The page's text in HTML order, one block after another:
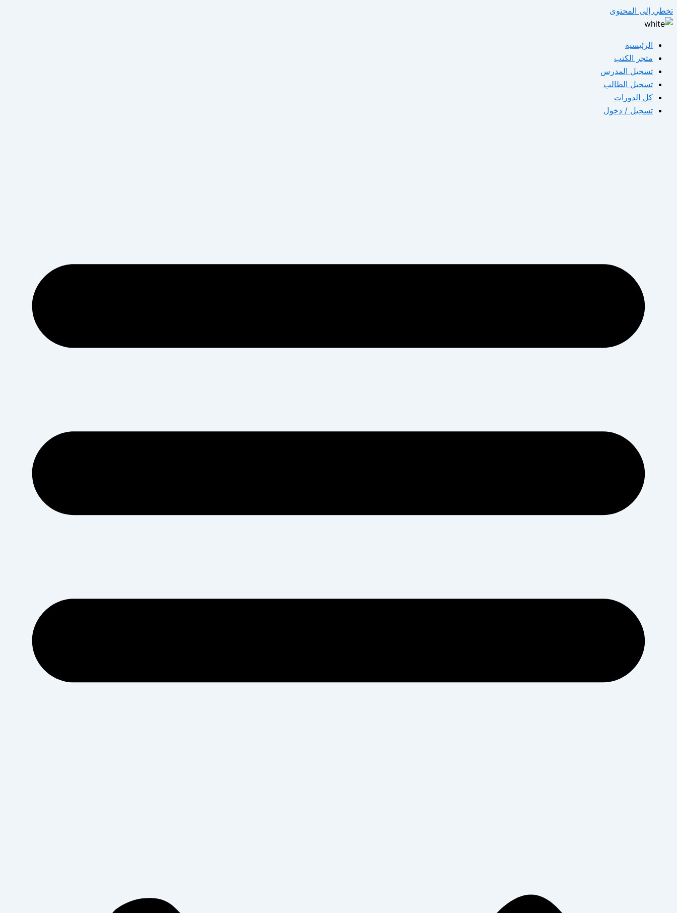
تخطي إلى المحتوى
الرئيسية
متجر الكتب
تسجيل المدرس
تسجيل الطالب
كل الدورات
تسجيل / دخول